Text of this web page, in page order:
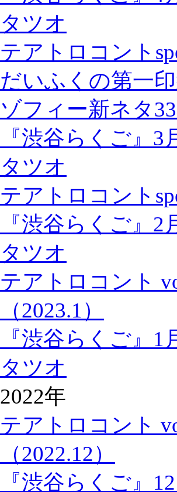
タツオ
テアトロコント
だいふくの第一
ゾフィー新ネタ
『渋谷らくご』
タツオ
テアトロコント
『渋谷らくご』
タツオ
テアトロコント
（2023.1）
『渋谷らくご』
タツオ
2022年
テアトロコント
（2022.12）
『渋谷らくご』